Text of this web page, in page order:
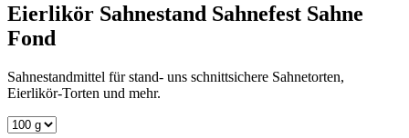
Eierlikör Sahnestand Sahnefest Sahne
Fond
Sahnestandmittel für stand- uns schnittsichere Sahnetorten,
Eierlikör-Torten und mehr.